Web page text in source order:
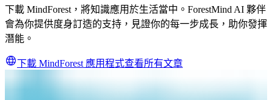
下載 MindForest，將知識應用於生活當中。ForestMind AI 夥伴
會為你提供度身訂造的支持，見證你的每一步成長，助你發揮
潛能。
下載 MindForest 應用程式查看所有文章